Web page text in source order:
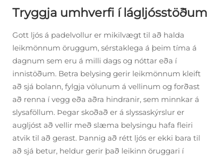
Tryggja umhverfi í lágljósstöðum
Gott ljós á padelvollur er mikilvægt til að halda
leikmönnum öruggum, sérstaklega á þeim tíma á
dagnum sem eru á milli dags og nóttar eða í
innistöðum. Betra belysing gerir leikmönnum kleift
að sjá bolann, fylgja völunum á vellinum og forðast
að renna í vegg eða aðra hindranir, sem minnkar á
slysaföllum. Þegar skoðað er á slyssaskýrslur er
augljóst að vellir með slæma belysingu hafa fleiri
atvik til að gerast. Þannig að rétt ljós er ekki bara til
að sjá betur, heldur gerir það leikinn öruggari í